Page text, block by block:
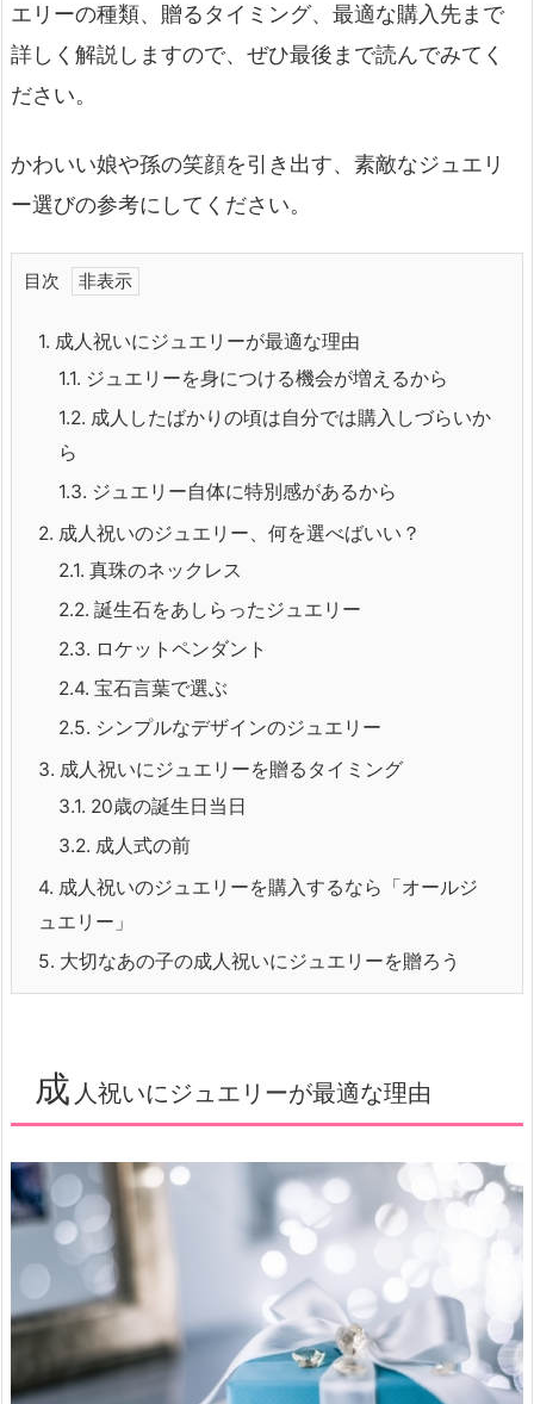
エリーの種類、贈るタイミング、最適な購入先まで
詳しく解説しますので、ぜひ最後まで読んでみてく
ださい。
かわいい娘や孫の笑顔を引き出す、素敵なジュエリ
ー選びの参考にしてください。
目次
1. 成人祝いにジュエリーが最適な理由
1.1. ジュエリーを身につける機会が増えるから
1.2. 成人したばかりの頃は自分では購入しづらいか
ら
1.3. ジュエリー自体に特別感があるから
2. 成人祝いのジュエリー、何を選べばいい？
2.1. 真珠のネックレス
2.2. 誕生石をあしらったジュエリー
2.3. ロケットペンダント
2.4. 宝石言葉で選ぶ
2.5. シンプルなデザインのジュエリー
3. 成人祝いにジュエリーを贈るタイミング
3.1. 20歳の誕生日当日
3.2. 成人式の前
4. 成人祝いのジュエリーを購入するなら「オールジ
ュエリー」
5. 大切なあの子の成人祝いにジュエリーを贈ろう
成 人祝いにジュエリーが最適な理由